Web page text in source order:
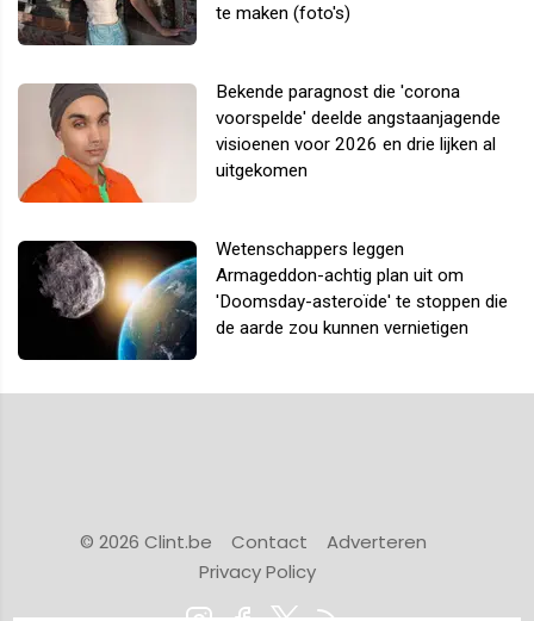
te maken (foto's)
Bekende paragnost die 'corona
voorspelde' deelde angstaanjagende
visioenen voor 2026 en drie lijken al
uitgekomen
Wetenschappers leggen
Armageddon-achtig plan uit om
'Doomsday-asteroïde' te stoppen die
de aarde zou kunnen vernietigen
© 2026 Clint.be Contact
Adverteren
Privacy Policy